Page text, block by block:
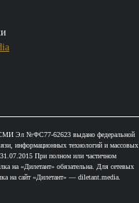
СМИ Эл №ФС77-62623 выдано федеральной
информационных технологий и массовых
При полном или частичном
на «Дилетант» обязательна. Для сетевых
на сайт «Дилетант» — diletant.media.